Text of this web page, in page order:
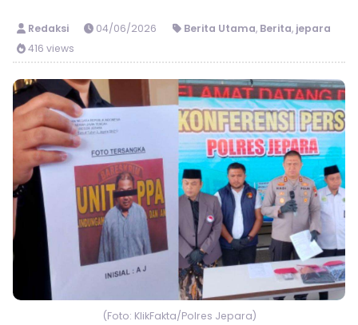
Redaksi 04/06/2026 Berita Utama, Berita, jepara
416 views
(Foto: KlikFakta/Polres Jepara)